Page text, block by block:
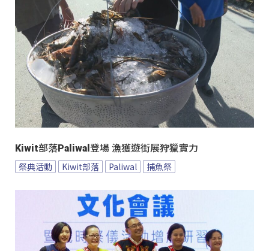
Kiwit部落Paliwal登場 漁獲遊街展狩獵實力
祭典活動 Kiwit部落 Paliwal 捕魚祭